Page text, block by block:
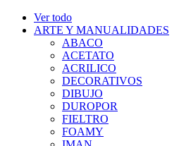
Ver todo
ARTE Y MANUALIDADES
ABACO
ACETATO
ACRILICO
DECORATIVOS
DIBUJO
DUROPOR
FIELTRO
FOAMY